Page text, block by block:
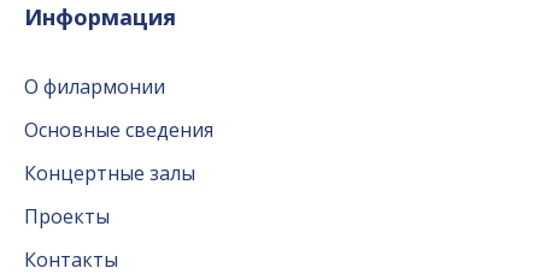
Информация
О филармонии
Основные сведения
Концертные залы
Проекты
Контакты